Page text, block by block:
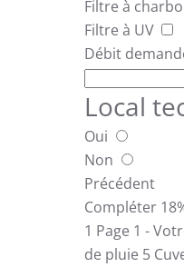
Filtre à
Filtre à UV
Débit
Local
Oui
Non
Précédent
Compléter
1 Page 1 -
de pluie 5